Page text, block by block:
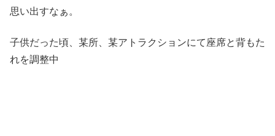
思い出すなぁ。
子供だった頃、某所、某アトラクションにて座席と背もた
れを調整中